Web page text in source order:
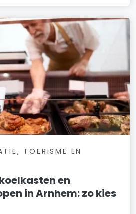
TOERISME EN
en
in Arnhem: zo kies